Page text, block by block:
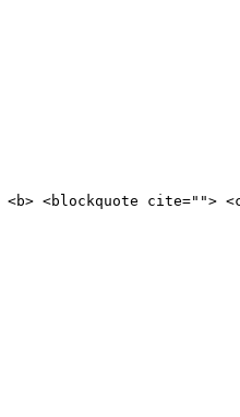
<blockquote cite="">